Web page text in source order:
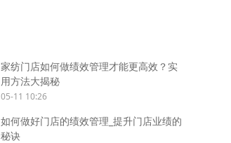
家纺门店如何做绩效管理才能更高效？实
用方法大揭秘
05-11 10:26
如何做好门店的绩效管理_提升门店业绩的
秘诀